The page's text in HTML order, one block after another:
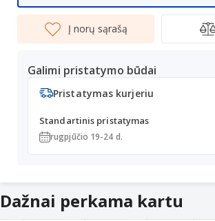
Į norų sąrašą
Galimi pristatymo būdai
Pristatymas kurjeriu
Standartinis pristatymas
rugpjūčio 19-24 d.
Dažnai perkama kartu